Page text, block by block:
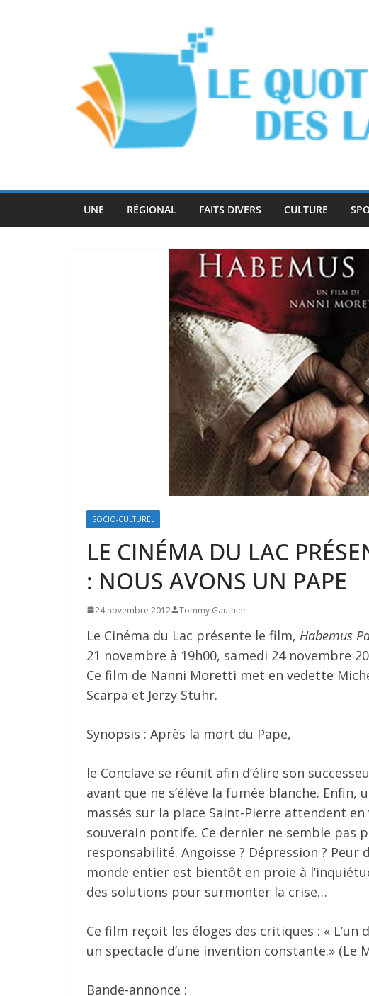
UNE RÉGIONAL FAITS DIVERS CULTURE
SOCIO-CULTUREL
LE CINÉMA DU LAC
: NOUS AVONS UN PAPE
24 novembre 2012 Tommy Gauthier
Le Cinéma du Lac présente le film, Habemus
21 novembre à 19h00, samedi 24 novembre
Ce film de Nanni Moretti met en vedette
Scarpa et Jerzy Stuhr.
Synopsis : Après la mort du Pape,
le Conclave se réunit afin d’élire son
avant que ne s’élève la fumée blanche. Enfin,
massés sur la place Saint-Pierre attendent
souverain pontife. Ce dernier ne semble pas
responsabilité. Angoisse ? Dépression ? Peur
monde entier est bientôt en proie à
des solutions pour surmonter la crise…
Ce film reçoit les éloges des critiques : «
un spectacle d’une invention constante.» (Le
Bande-annonce :